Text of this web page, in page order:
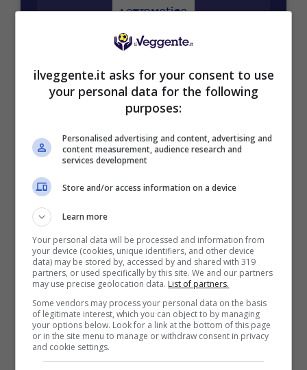
BONUS BENVENUTO LOTTOMATICA: 2050€
Per i nuovi utenti della piattaforma: 100% fino a 50€ in
Bonus Scommesse + 100% fino a 2000€ in Bonus
Sport
2050€
VERIFICA
SNAI
Bonus Benvenuto Sport: fino a 1.000€
50% sul deposito fino a 50€
1000€
ilveggente.it asks for your consent to use
your personal data for the following
purposes:
Personalised advertising and content, advertising and
content measurement, audience research and
services development
Store and/or access information on a device
Learn more
Your personal data will be processed and information from
your device (cookies, unique identifiers, and other device
data) may be stored by, accessed by and shared with 319
partners, or used specifically by this site. We and our partners
may use precise geolocation data. List of partners.
Some vendors may process your personal data on the basis
of legitimate interest, which you can object to by managing
your options below. Look for a link at the bottom of this page
or in the site menu to manage or withdraw consent in privacy
and cookie settings.